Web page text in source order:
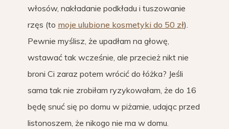
włosów, nakładanie podkładu i tuszowanie
rzęs (to moje ulubione kosmetyki do 50 zł).
Pewnie myślisz, że upadłam na głowę,
wstawać tak wcześnie, ale przecież nikt nie
broni Ci zaraz potem wrócić do łóżka? Jeśli
sama tak nie zrobiłam ryzykowałam, że do 16
będę snuć się po domu w piżamie, udając przed
listonoszem, że nikogo nie ma w domu.